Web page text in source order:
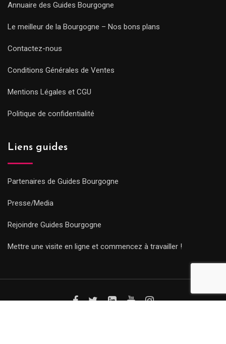
Annuaire des Guides Bourgogne
Le meilleur de la Bourgogne – Nos bons plans
Contactez-nous
Conditions Générales de Ventes
Mentions Légales et CGU
Politique de confidentialité
Liens guides
Partenaires de Guides Bourgogne
Presse/Media
Rejoindre Guides Bourgogne
Mettre une visite en ligne et commencez à travailler !